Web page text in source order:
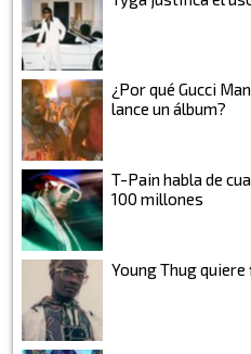
¿Por qué Gucci
lance un álbum?
T-Pain habla de
100 millones
Young Thug quiere